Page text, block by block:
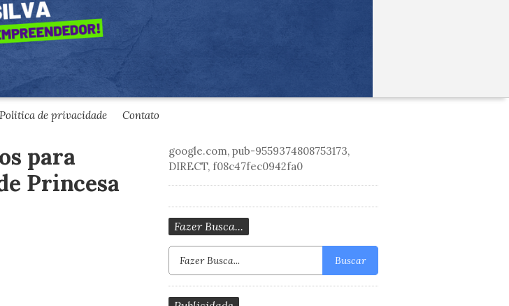
Politica de privacidade Contato
para
Princesa
google.com, pub-9559374808753173,
DIRECT, f08c47fec0942fa0
Fazer Busca...
Buscar